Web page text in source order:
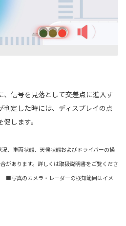
、信号を見落として交差点に進入す
定した時には、ディスプレイの点
します。
、車両状態、天候状態およびドライバーの操
があります。詳しくは取扱説明書をご覧くださ
写真のカメラ・レーダーの検知範囲はイメ